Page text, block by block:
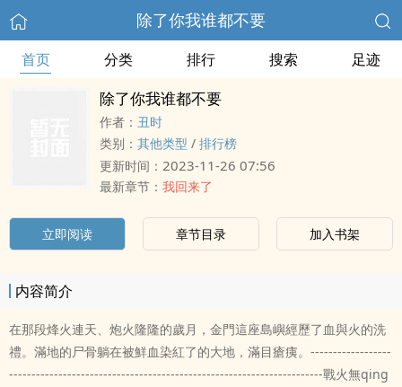
除了你我谁都不要
首页 分类 排行 搜索 足迹
除了你我谁都不要
作者： 丑时
类别： 其他类型 / 排行榜
更新时间： 2023-11-26 07:56
最新章节： 我回来了
立即阅读 章节目录 加入书架
内容简介
在那段烽火連天、炮火隆隆的歲月，金門這座島嶼經歷了血與火的洗
禮。滿地的尸骨躺在被鮮血染紅了的大地，滿目瘡痍。------------------
----------------------------------------------------------------------戰火無qing